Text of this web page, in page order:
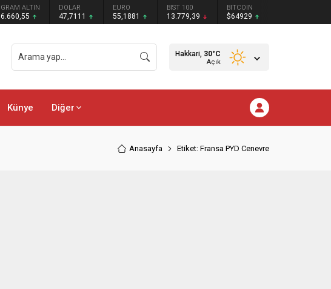
GRAM ALTIN
6.660,55
DOLAR
47,7111
EURO
55,1881
BIST 100
13.779,39
BITCOIN
$64929
Hakkari, 30°C
Açık
Künye Diğer
Anasayfa Etiket: Fransa PYD Cenevre